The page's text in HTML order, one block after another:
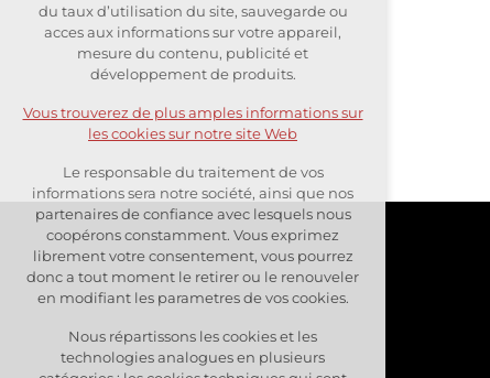
maintien du contexte du site
(session): éventuelles connexions,
options linguistiques, etc.
Cookies sélectionnables
analytiques pour une analyse
anonyme du taux de fréquentation
cookies de marketing (Google,
Seznam, Facebook)
sur les cookies sur notre site Web
du taux d’utilisation du site, sauvegarde ou
acces aux informations sur votre appareil,
mesure du contenu, publicité et
développement de produits.
Vous trouverez de plus amples informations sur
les cookies sur notre site Web
Le responsable du traitement de vos
informations sera notre société, ainsi que nos
partenaires de confiance avec lesquels nous
coopérons constamment. Vous exprimez
librement votre consentement, vous pourrez
donc a tout moment le retirer ou le renouveler
en modifiant les parametres de vos cookies.
Nous répartissons les cookies et les
technologies analogues en plusieurs